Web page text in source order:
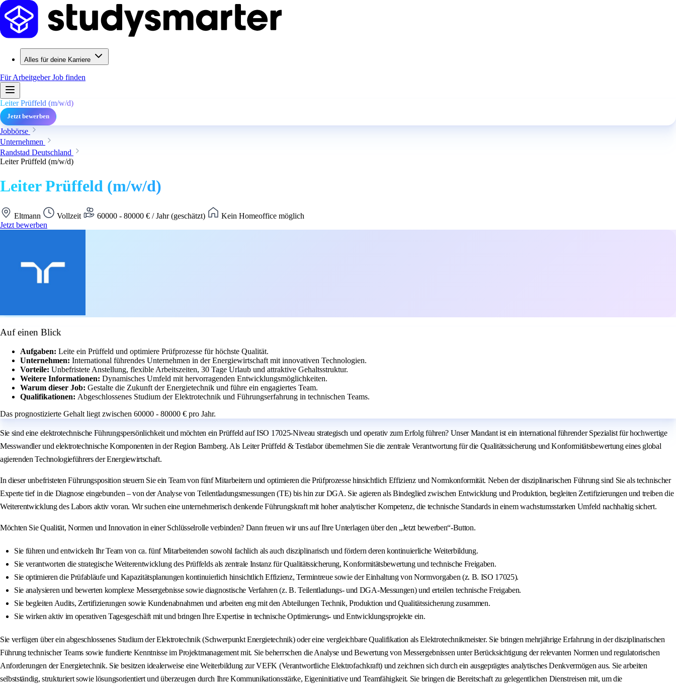
Alles für deine Karriere
Für ArbeitgeberJob finden
Leiter Prüffeld (m/w/d)
Jetzt bewerben
Jobbörse
Unternehmen
Randstad Deutschland
Leiter Prüffeld (m/w/d)
Leiter Prüffeld (m/w/d)
Eltmann Vollzeit 60000 - 80000 € / Jahr (geschätzt)
Kein Homeoffice möglich
Jetzt bewerben
Auf einen Blick
Aufgaben: Leite ein Prüffeld und optimiere Prüfprozesse für höchste Qualität.
Unternehmen: International führendes Unternehmen in der Energiewirtschaft mit innovativen Technologien.
Vorteile: Unbefristete Anstellung, flexible Arbeitszeiten, 30 Tage Urlaub und attraktive Gehaltsstruktur.
Weitere Informationen: Dynamisches Umfeld mit hervorragenden Entwicklungsmöglichkeiten.
Warum dieser Job: Gestalte die Zukunft der Energietechnik und führe ein engagiertes Team.
Qualifikationen: Abgeschlossenes Studium der Elektrotechnik und Führungserfahrung in technischen Teams.
Das prognostizierte Gehalt liegt zwischen 60000 - 80000 € pro Jahr.
Sie sind eine elektrotechnische Führungspersönlichkeit und möchten ein Prüffeld auf ISO 17025-Niveau strategisch und operativ zum Erfolg führen? Unser Mandant ist ein international führender Spezialist für hochwertige
Messwandler und elektrotechnische Komponenten in der Region Bamberg. Als Leiter Prüffeld & Testlabor übernehmen Sie die zentrale Verantwortung für die Qualitätssicherung und Konformitätsbewertung eines global
agierenden Technologieführers der Energiewirtschaft.
In dieser unbefristeten Führungsposition steuern Sie ein Team von fünf Mitarbeitern und optimieren die Prüfprozesse hinsichtlich Effizienz und Normkonformität. Neben der disziplinarischen Führung sind Sie als technischer
Experte tief in die Diagnose eingebunden – von der Analyse von Teilentladungsmessungen (TE) bis hin zur DGA. Sie agieren als Bindeglied zwischen Entwicklung und Produktion, begleiten Zertifizierungen und treiben die
Weiterentwicklung des Labors aktiv voran. Wir suchen eine unternehmerisch denkende Führungskraft mit hoher analytischer Kompetenz, die technische Standards in einem wachstumsstarken Umfeld nachhaltig sichert.
Möchten Sie Qualität, Normen und Innovation in einer Schlüsselrolle verbinden? Dann freuen wir uns auf Ihre Unterlagen über den „Jetzt bewerben“-Button.
Sie führen und entwickeln Ihr Team von ca. fünf Mitarbeitenden sowohl fachlich als auch disziplinarisch und fördern deren kontinuierliche Weiterbildung.
Sie verantworten die strategische Weiterentwicklung des Prüffelds als zentrale Instanz für Qualitätssicherung, Konformitätsbewertung und technische Freigaben.
Sie optimieren die Prüfabläufe und Kapazitätsplanungen kontinuierlich hinsichtlich Effizienz, Termintreue sowie der Einhaltung von Normvorgaben (z. B. ISO 17025).
Sie analysieren und bewerten komplexe Messergebnisse sowie diagnostische Verfahren (z. B. Teilentladungs- und DGA-Messungen) und erteilen technische Freigaben.
Sie begleiten Audits, Zertifizierungen sowie Kundenabnahmen und arbeiten eng mit den Abteilungen Technik, Produktion und Qualitätssicherung zusammen.
Sie wirken aktiv im operativen Tagesgeschäft mit und bringen Ihre Expertise in technische Optimierungs- und Entwicklungsprojekte ein.
Sie verfügen über ein abgeschlossenes Studium der Elektrotechnik (Schwerpunkt Energietechnik) oder eine vergleichbare Qualifikation als Elektrotechnikmeister. Sie bringen mehrjährige Erfahrung in der disziplinarischen
Führung technischer Teams sowie fundierte Kenntnisse im Projektmanagement mit. Sie beherrschen die Analyse und Bewertung von Messergebnissen unter Berücksichtigung der relevanten Normen und regulatorischen
Anforderungen der Energietechnik. Sie besitzen idealerweise eine Weiterbildung zur VEFK (Verantwortliche Elektrofachkraft) und zeichnen sich durch ein ausgeprägtes analytisches Denkvermögen aus. Sie arbeiten
selbstständig, strukturiert sowie lösungsorientiert und überzeugen durch Ihre Kommunikationsstärke, Eigeninitiative und Teamfähigkeit. Sie bringen die Bereitschaft zu gelegentlichen Dienstreisen mit, um die